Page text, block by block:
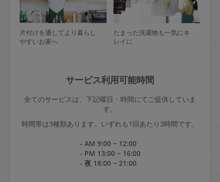
片付けを通してより暮らし
やすいお家へ
たまった洗濯物も一気にキ
レイに
サービス利用可能時間
全てのサービスは、下記曜日・時間にてご提供していま
す。
時間帯は3種類あります。いずれも1回あたり3時間です。
- AM 9:00 ~ 12:00
- PM 13:00 ~ 16:00
- 夜 18:00 ~ 21:00